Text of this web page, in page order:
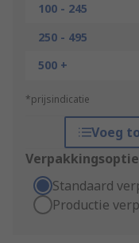
100 - 245
250 - 495
500 +
*prijsindicatie
Voeg
Standaard
Productie